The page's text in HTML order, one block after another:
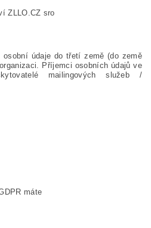
ZLLO.CZ sro
údaje do třetí země (do země
Příjemci osobních údajů ve
mailingových služeb /
máte